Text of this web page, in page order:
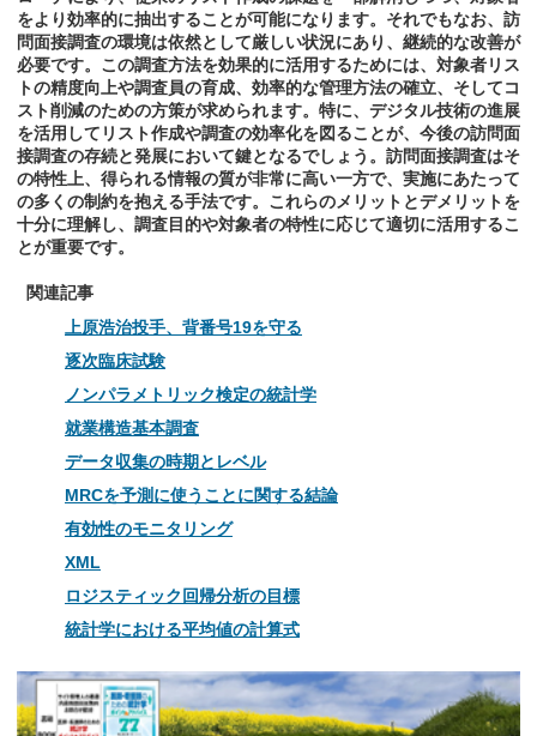
をより効率的に抽出することが可能になります。それでもなお、訪
問面接調査の環境は依然として厳しい状況にあり、継続的な改善が
必要です。この調査方法を効果的に活用するためには、対象者リス
トの精度向上や調査員の育成、効率的な管理方法の確立、そしてコ
スト削減のための方策が求められます。特に、デジタル技術の進展
を活用してリスト作成や調査の効率化を図ることが、今後の訪問面
接調査の存続と発展において鍵となるでしょう。訪問面接調査はそ
の特性上、得られる情報の質が非常に高い一方で、実施にあたって
の多くの制約を抱える手法です。これらのメリットとデメリットを
十分に理解し、調査目的や対象者の特性に応じて適切に活用するこ
とが重要です。
関連記事
上原浩治投手、背番号19を守る
逐次臨床試験
ノンパラメトリック検定の統計学
就業構造基本調査
データ収集の時期とレベル
MRCを予測に使うことに関する結論
有効性のモニタリング
XML
ロジスティック回帰分析の目標
統計学における平均値の計算式